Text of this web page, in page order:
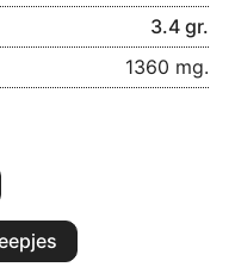
3.4 gr.
1360 mg.